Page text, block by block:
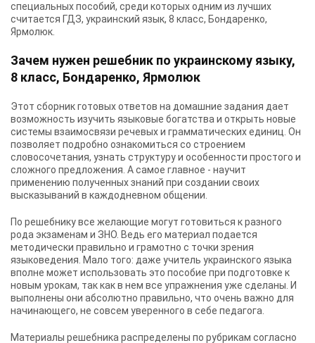
специальных пособий, среди которых одним из лучших
считается ГДЗ, украинский язык, 8 класс, Бондаренко,
Ярмолюк
Зачем нужен решебник по украинскому языку,
8 класс, Бондаренко, Ярмолюк
Этот сборник готовых ответов на домашние задания дает
возможность изучить языковые богатства и открыть новые
системы взаимосвязи речевых и грамматических единиц. Он
позволяет подробно ознакомиться со строением
словосочетания, узнать структуру и особенности простого и
сложного предложения. А самое главное - научит
применению полученных знаний при создании своих
высказываний в каждодневном общении.
По решебнику все желающие могут готовиться к разного
рода экзаменам и ЗНО. Ведь его материал подается
методически правильно и грамотно с точки зрения
языковедения. Мало того: даже учитель украинского языка
вполне может использовать это пособие при подготовке к
новым урокам, так как в нем все упражнения уже сделаны. И
выполнены они абсолютно правильно, что очень важно для
начинающего, не совсем уверенного в себе педагога.
Материалы решебника распределены по рубрикам согласно